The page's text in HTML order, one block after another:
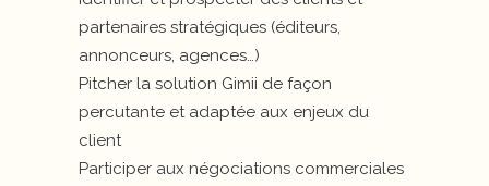
partenaires stratégiques (éditeurs,
annonceurs, agences…)
Pitcher la solution Gimii de façon
percutante et adaptée aux enjeux du
client
Participer aux négociations commerciales